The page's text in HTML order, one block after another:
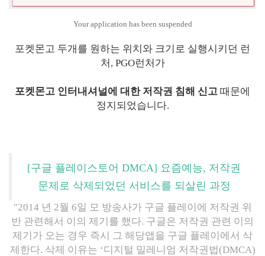
Your application has been suspended
포켓몬고 두개를 원하는 위치와 크기로 실행시키던 런
처, PGO런처가
포켓몬고 인터내셔널에 대한 저작권 침해 신고 때문에
정지되었습니다.
[구글 플레이스토어 DMCA] 요즘예능, 저작권
문제로 삭제되었던 서비스를 되살린 과정
"2014 년 2월 6일 모 방송사가 구글 플레이에 저작권 위
반 관련해서 이의 제기를 했다. 구글은 저작권 관련 이의
제기가 오는 경우 즉시 그 해당앱을 구글 플레이에서 삭
제한다. 삭제 이유는 ‘디지털 밀레니엄 저작권법(DMCA)